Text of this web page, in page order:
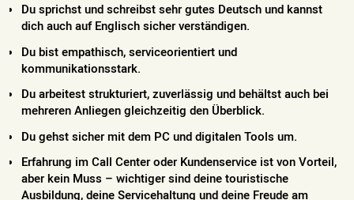
Du sprichst und schreibst sehr gutes Deutsch und kannst
dich auch auf Englisch sicher verständigen.
Du bist empathisch, serviceorientiert und
kommunikationsstark.
Du arbeitest strukturiert, zuverlässig und behältst auch bei
mehreren Anliegen gleichzeitig den Überblick.
Du gehst sicher mit dem PC und digitalen Tools um.
Erfahrung im Call Center oder Kundenservice ist von Vorteil,
aber kein Muss – wichtiger sind deine touristische
Ausbildung, deine Servicehaltung und deine Freude am